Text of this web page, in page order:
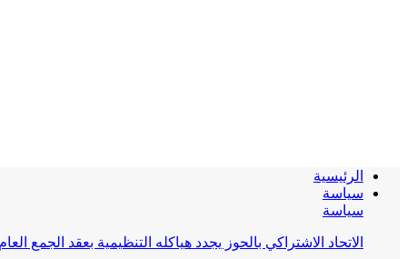
الرئيسية
سياسة
سياسة
الاتحاد الاشتراكي بالحوز يجدد هياكله التنظيمية بعقد الجمع